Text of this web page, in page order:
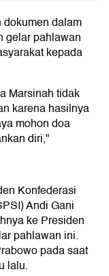
dalam
gelar pahlawan
kepada
Marsinah tidak
karena hasilnya
mohon doa
diri,"
Konfederasi
Andi Gani
ke Presiden
pahlawan ini.
pada saat
lalu.